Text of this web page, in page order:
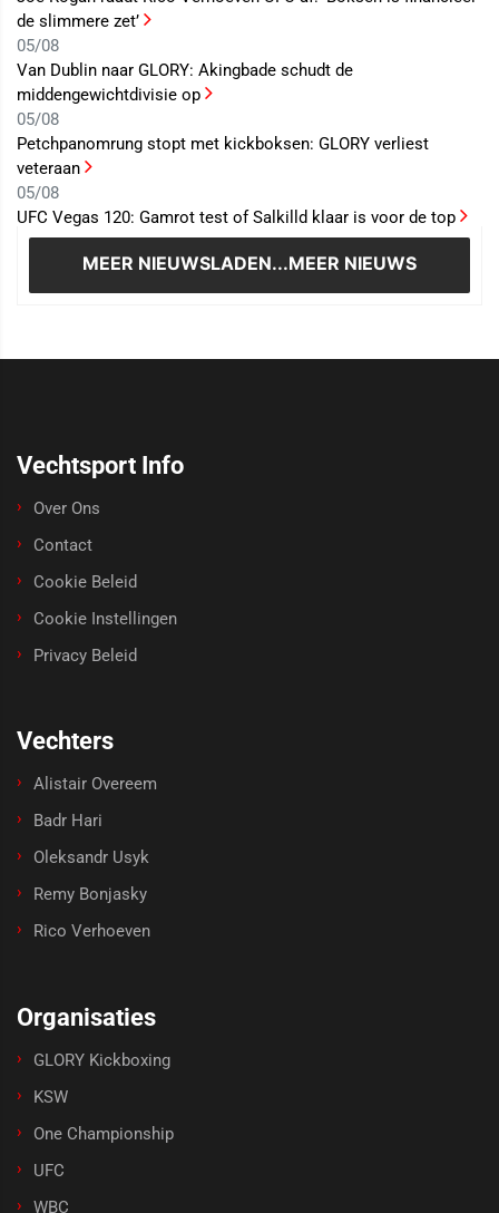
de slimmere zet’
05/08
Van Dublin naar GLORY: Akingbade schudt de
middengewichtdivisie op
05/08
Petchpanomrung stopt met kickboksen: GLORY verliest
veteraan
05/08
UFC Vegas 120: Gamrot test of Salkilld klaar is voor de top
MEER NIEUWSLADEN...MEER NIEUWS
Vechtsport Info
Over Ons
Contact
Cookie Beleid
Cookie Instellingen
Privacy Beleid
Vechters
Alistair Overeem
Badr Hari
Oleksandr Usyk
Remy Bonjasky
Rico Verhoeven
Organisaties
GLORY Kickboxing
KSW
One Championship
UFC
WBC